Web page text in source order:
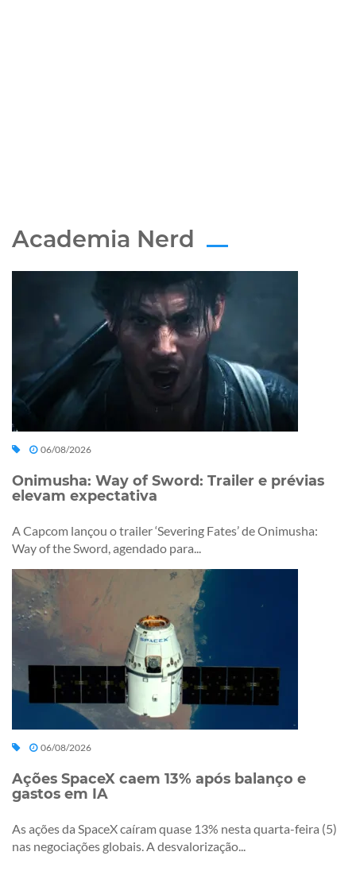
Academia Nerd
06/08/2026
Onimusha: Way of Sword: Trailer e prévias
elevam expectativa
A Capcom lançou o trailer ‘Severing Fates’ de Onimusha:
Way of the Sword, agendado para...
06/08/2026
Ações SpaceX caem 13% após balanço e
gastos em IA
As ações da SpaceX caíram quase 13% nesta quarta-feira (5)
nas negociações globais. A desvalorização...